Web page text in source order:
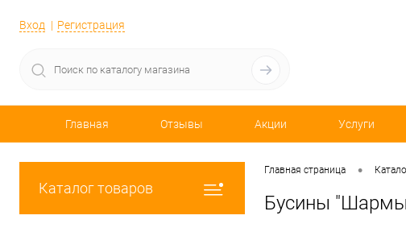
Вход Регистрация
Главная Отзывы Акции Услуги
Каталог товаров
Главная страница •
Бусины